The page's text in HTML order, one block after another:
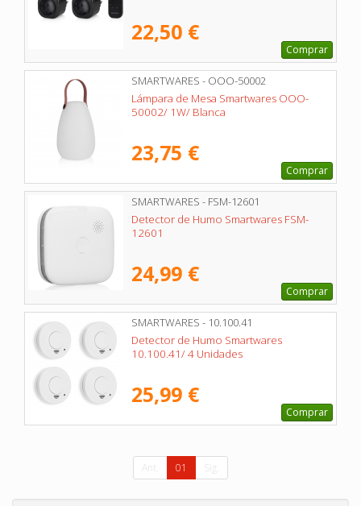
22,50 €
Comprar
SMARTWARES - OOO-50002
Lámpara de Mesa Smartwares OOO-
50002/ 1W/ Blanca
23,75 €
Comprar
SMARTWARES - FSM-12601
Detector de Humo Smartwares FSM-
12601
24,99 €
Comprar
SMARTWARES - 10.100.41
Detector de Humo Smartwares
10.100.41/ 4 Unidades
25,99 €
Comprar
Ant. 01 Sig.